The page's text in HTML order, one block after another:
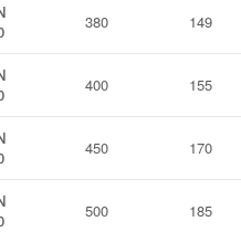
380 149
400 155
450 170
500 185